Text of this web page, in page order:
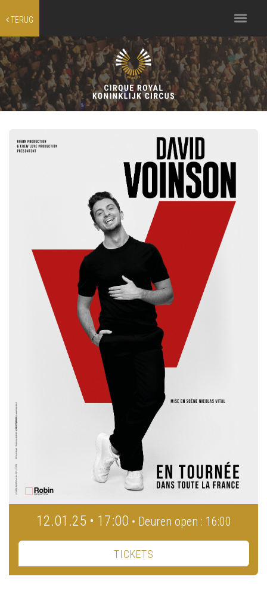
TERUG
Toggle
navigation
12.01.25 • 17:00 • Deuren open : 16:00
TICKETS